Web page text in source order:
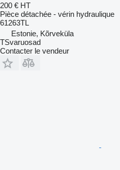
200 € HT
Pièce détachée - vérin hydraulique
61263TL
Estonie, Kõrveküla
TSvaruosad
Contacter le vendeur